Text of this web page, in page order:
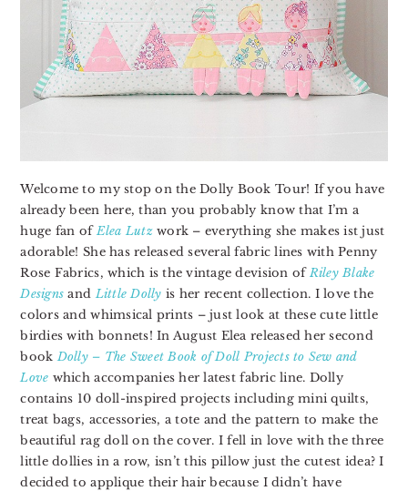
Welcome to my stop on the Dolly Book Tour! If you have
already been here, than you probably know that I’m a
huge fan ofElea Lutzwork – everything she makes ist just
adorable! She has released several fabric lines with Penny
Rose Fabrics, which is the vintage devision ofRiley Blake
Designs andLittle Dolly is her recent collection. I love the
colors and whimsical prints – just look at these cute little
birdies with bonnets! In August Elea released her second
bookDolly – The Sweet Book of Doll Projects to Sew and
Love whichaccompaniesher latest fabric line. Dolly
contains 10 doll-inspired projects including mini quilts,
treat bags, accessories, a tote and the pattern to make the
beautiful rag doll on the cover. I fell in love with the three
little dollies in a row, isn’t this pillow just the cutest idea? I
decided to applique their hair because I didn’t have